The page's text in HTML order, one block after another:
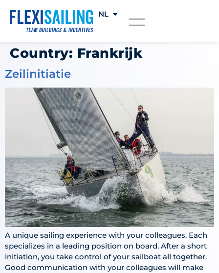
NL
FR
Country: Frankrijk
Zeilinitiatie
A unique sailing experience with your colleagues. Each
specializes in a leading position on board. After a short
initiation, you take control of your sailboat all together.
Good communication with your colleagues will make